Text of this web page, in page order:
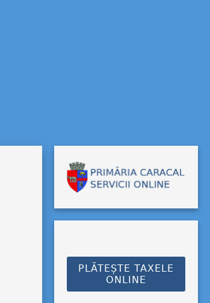
PLĂTEȘTE TAXELE
ONLINE